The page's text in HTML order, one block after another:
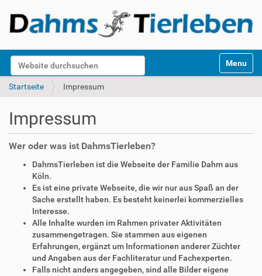
Website durchsuchen
k
Toggle
Startseite Impressum
Impressum
Wer oder was ist DahmsTierleben?
DahmsTierleben ist die Webseite der Familie Dahm aus
Köln.
Es ist eine private Webseite, die wir nur aus Spaß an der
Sache erstellt haben. Es besteht keinerlei kommerzielles
Interesse.
Alle Inhalte wurden im Rahmen privater Aktivitäten
zusammengetragen. Sie stammen aus eigenen
Erfahrungen, ergänzt um Informationen anderer Züchter
und Angaben aus der Fachliteratur und Fachexperten.
Falls nicht anders angegeben, sind alle Bilder eigene